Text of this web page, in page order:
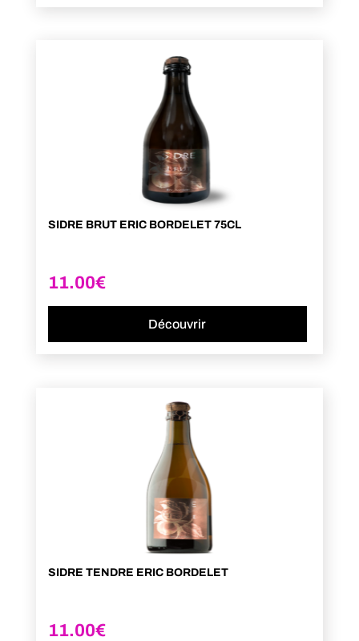
SIDRE BRUT ERIC BORDELET 75CL
11.00€
Découvrir
SIDRE TENDRE ERIC BORDELET
11.00€